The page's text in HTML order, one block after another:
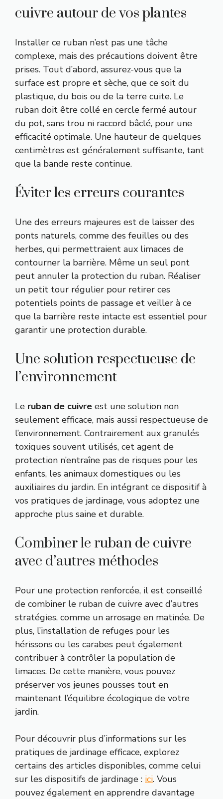
cuivre autour de vos plantes
Installer ce ruban n’est pas une tâche
complexe, mais des précautions doivent être
prises. Tout d’abord, assurez-vous que la
surface est propre et sèche, que ce soit du
plastique, du bois ou de la terre cuite. Le
ruban doit être collé en cercle fermé autour
du pot, sans trou ni raccord bâclé, pour une
efficacité optimale. Une hauteur de quelques
centimètres est généralement suffisante, tant
que la bande reste continue.
Éviter les erreurs courantes
Une des erreurs majeures est de laisser des
ponts naturels, comme des feuilles ou des
herbes, qui permettraient aux limaces de
contourner la barrière. Même un seul pont
peut annuler la protection du ruban. Réaliser
un petit tour régulier pour retirer ces
potentiels points de passage et veiller à ce
que la barrière reste intacte est essentiel pour
garantir une protection durable.
Une solution respectueuse de
l’environnement
Le ruban de cuivre est une solution non
seulement efficace, mais aussi respectueuse de
l’environnement. Contrairement aux granulés
toxiques souvent utilisés, cet agent de
protection n’entraîne pas de risques pour les
enfants, les animaux domestiques ou les
auxiliaires du jardin. En intégrant ce dispositif à
vos pratiques de jardinage, vous adoptez une
approche plus saine et durable.
Combiner le ruban de cuivre
avec d’autres méthodes
Pour une protection renforcée, il est conseillé
de combiner le ruban de cuivre avec d’autres
stratégies, comme un arrosage en matinée. De
plus, l’installation de refuges pour les
hérissons ou les carabes peut également
contribuer à contrôler la population de
limaces. De cette manière, vous pouvez
préserver vos jeunes pousses tout en
maintenant l’équilibre écologique de votre
jardin.
Pour découvrir plus d’informations sur les
pratiques de jardinage efficace, explorez
certains des articles disponibles, comme celui
sur les dispositifs de jardinage : ici. Vous
pouvez également en apprendre davantage